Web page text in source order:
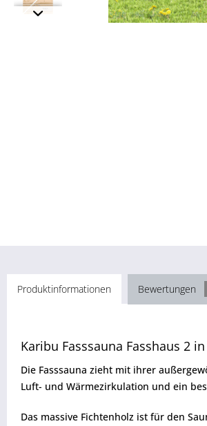
Produktinformationen Bewertungen
Karibu Fasssauna Fasshaus 2
Die Fasssauna zieht mit ihrer
Luft- und Wärmezirkulation und ein
Das massive Fichtenholz ist für den